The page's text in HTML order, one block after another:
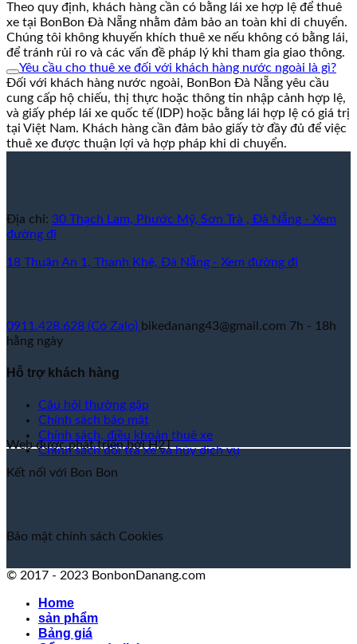
Theo quy định, khách hàng cần có bằng lái xe hợp lệ để thuê
xe tại BonBon Đà Nẵng nhằm đảm bảo an toàn khi di chuyển.
Chúng tôi không khuyến khích thuê xe nếu không có bằng lái,
để tránh rủi ro và các vấn đề pháp lý khi tham gia giao thông.
Yêu cầu cho thuê xe đối với khách hàng nước ngoài là gì?
Đối với khách hàng nước ngoài, BonBon Đà Nẵng yêu cầu
cung cấp hộ chiếu, thị thực hoặc thông tin nhập cảnh hợp lệ,
và giấy phép lái xe quốc tế (IDP) hoặc bằng lái hợp lệ có giá trị
tại Việt Nam. Khách hàng cần đảm bảo giấy tờ đầy đủ để việc
thuê xe được thuận lợi và hợp pháp khi di chuyển.
Địa chỉ: 30 Thạch Lam, Phước Mỹ, Sơn Trà , Đà Nẵng - Xem
đường đi
18 Thuận An 1, Thanh Khê, Đà Nẵng - Xem đường đi
0911.428.628 (Có Zalo) bikedanang43@gmail.com 7h - 18h
hằng ngày
Hỗ trợ khách hàng
Câu hỏi thường gặp
Chính sách bảo mật
Chính sách, điều khoản thuê xe
Chính sách đổi trả xe và hủy dịch vụ
Web được phát triển bởi H2T
Kết nối với Bon Bon
Bảo mật chính sách Cookies
© 2017 - 2023 BonbonDanang.com
Home
sản phẩm
Bảng giá